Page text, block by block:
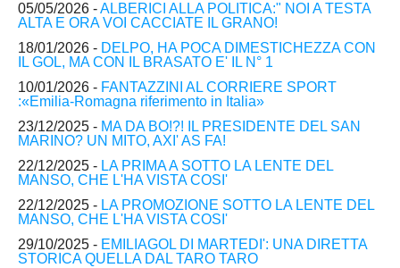
05/05/2026 -ALBERICI ALLA POLITICA:" NOI A TESTA
ALTA E ORA VOI CACCIATE IL GRANO!
18/01/2026 - DELPO, HA POCA DIMESTICHEZZA CON
IL GOL, MA CON IL BRASATO E' IL N° 1
10/01/2026 - FANTAZZINI AL CORRIERE SPORT
:«Emilia-Romagna riferimento in Italia»
23/12/2025 - MA DA BO!?! IL PRESIDENTE DEL SAN
MARINO? UN MITO, AXI' AS FA!
22/12/2025 - LA PRIMA A SOTTO LA LENTE DEL
MANSO, CHE L'HA VISTA COSI'
22/12/2025 - LA PROMOZIONE SOTTO LA LENTE DEL
MANSO, CHE L'HA VISTA COSI'
29/10/2025 - EMILIAGOL DI MARTEDI': UNA DIRETTA
STORICA QUELLA DAL TARO TARO